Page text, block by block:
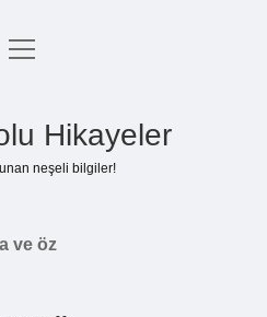
menüyü
Hikayeler
neşeli bilgiler!
ve öz